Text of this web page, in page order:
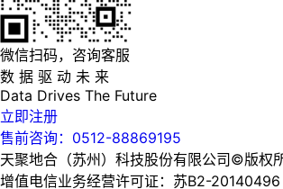
微信扫码，咨询客服
数 据 驱 动 未 来
Data Drives The Future
立即注册
售前咨询：0512-88869195
天聚地合（苏州）科技股份有限公司©版权
增值电信业务经营许可证：苏B2-